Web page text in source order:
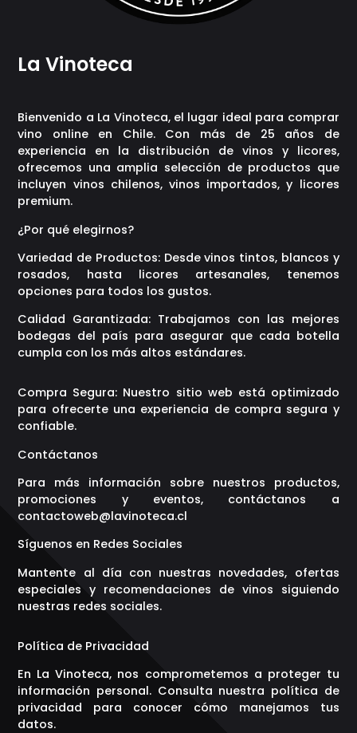
La Vinoteca
Bienvenido a La Vinoteca, el lugar ideal para comprar
vino online en Chile. Con más de 25 años de
experiencia en la distribución de vinos y licores,
ofrecemos una amplia selección de productos que
incluyen vinos chilenos, vinos importados, y licores
premium.
¿Por qué elegirnos?
Variedad de Productos: Desde vinos tintos, blancos y
rosados, hasta licores artesanales, tenemos
opciones para todos los gustos.
Calidad Garantizada: Trabajamos con las mejores
bodegas del país para asegurar que cada botella
cumpla con los más altos estándares.
Compra Segura: Nuestro sitio web está optimizado
para ofrecerte una experiencia de compra segura y
confiable.
Contáctanos
Para más información sobre nuestros productos,
promociones y eventos, contáctanos a
contactoweb@lavinoteca.cl
Síguenos en Redes Sociales
Mantente al día con nuestras novedades, ofertas
especiales y recomendaciones de vinos siguiendo
nuestras redes sociales.
Política de Privacidad
En La Vinoteca, nos comprometemos a proteger tu
información personal. Consulta nuestra política de
privacidad para conocer cómo manejamos tus
datos.